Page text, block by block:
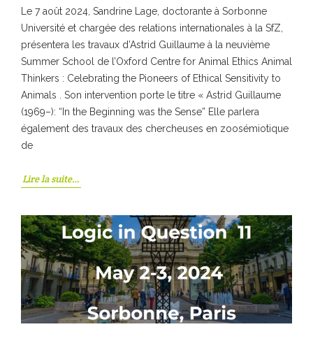
Le 7 août 2024, Sandrine Lage, doctorante à Sorbonne
Université et chargée des relations internationales à la SfZ,
présentera les travaux d’Astrid Guillaume à la neuvième
Summer School de l’Oxford Centre for Animal Ethics Animal
Thinkers : Celebrating the Pioneers of Ethical Sensitivity to
Animals . Son intervention porte le titre « Astrid Guillaume
(1969–): “In the Beginning was the Sense” Elle parlera
également des travaux des chercheuses en zoosémiotique
de
Lire la suite…